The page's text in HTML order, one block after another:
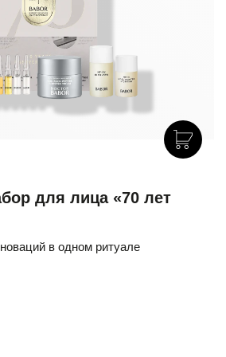
для лица «70 лет
в одном ритуале